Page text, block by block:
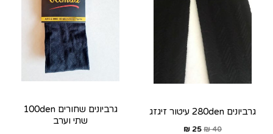
גרביונים 280den עיטור זיגזג
40
₪
25
₪
גרביונים שחורים 100den
שתי וערב